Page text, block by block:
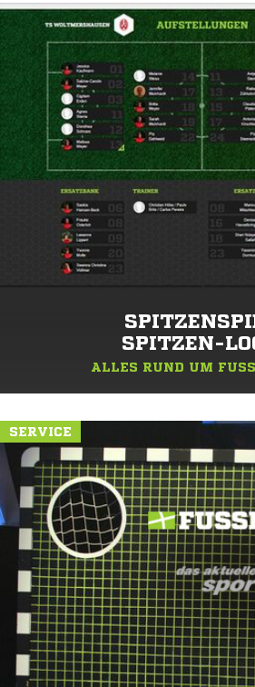
SPITZEN-
ALLES RUND UM
SERVICE